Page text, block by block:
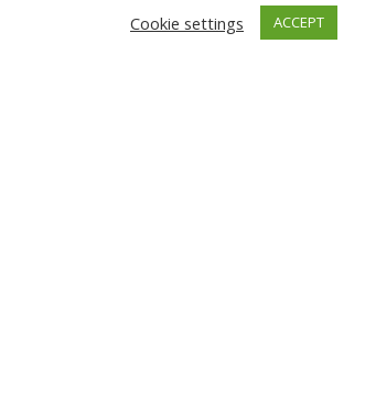
Cookie settings ACCEPT